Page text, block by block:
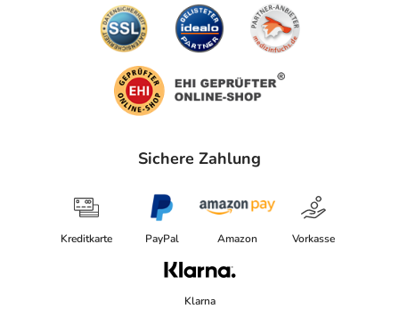
Sichere Zahlung
Kreditkarte PayPal Amazon Vorkasse
Klarna